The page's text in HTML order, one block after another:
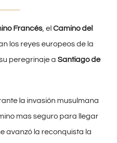
Francés, el Camino del
los reyes europeos de la
peregrinaje a Santiago de
la invasión musulmana
mas seguro para llegar
avanzó la reconquista la